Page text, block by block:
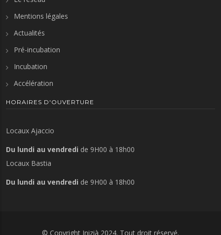
Mentions légales
Actualités
Pré-incubation
Incubation
Accélération
HORAIRES D'OUVERTURE
Locaux Ajaccio
Du lundi au vendredi de 9H00 à 18h00
Locaux Bastia
Du lundi au vendredi de 9H00 à 18h00
© Copyright Inizià 2024. Tout droit réservé.